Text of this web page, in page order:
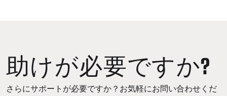
助けが必要ですか?
さらにサポートが必要ですか？お気軽にお問い合わせくだ